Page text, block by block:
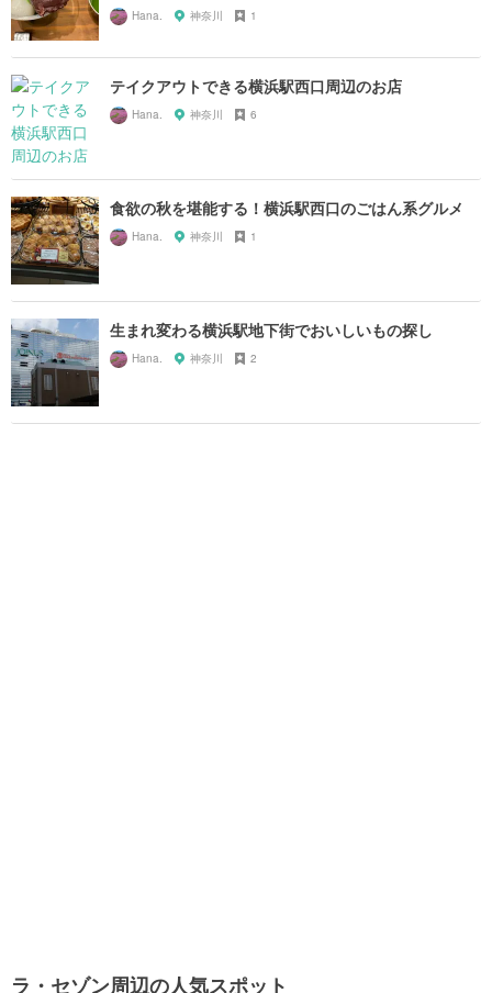
Hana. 神奈川 1
テイクアウトできる横浜駅西口周辺のお店
Hana. 神奈川 6
食欲の秋を堪能する！横浜駅西口のごはん系グルメ
Hana. 神奈川 1
生まれ変わる横浜駅地下街でおいしいもの探し
Hana. 神奈川 2
ラ・セゾン周辺の人気スポット